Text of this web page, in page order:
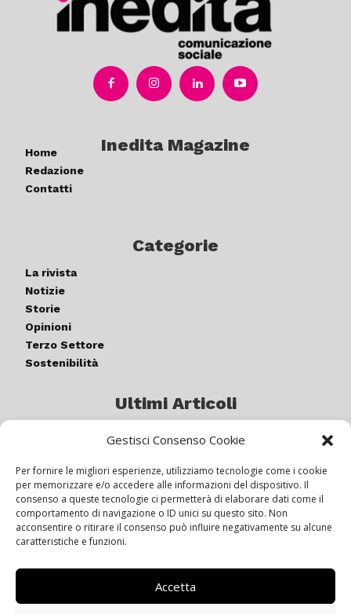
Gestisci Consenso Cookie
Per fornire le migliori esperienze, utilizziamo tecnologie come i cookie
per memorizzare e/o accedere alle informazioni del dispositivo. Il
consenso a queste tecnologie ci permetterà di elaborare dati come il
comportamento di navigazione o ID unici su questo sito. Non
acconsentire o ritirare il consenso può influire negativamente su alcune
caratteristiche e funzioni.
Accetta
Inedita Magazine
Home
Redazione
Contatti
Categorie
La rivista
Notizie
Storie
Opinioni
Terzo Settore
Sostenibilità
Ultimi Articoli
Germogli di luce: al via la quinta
IL BEER GARDEN CON IL GIALLONE
Siamo pronti a navigare “contro